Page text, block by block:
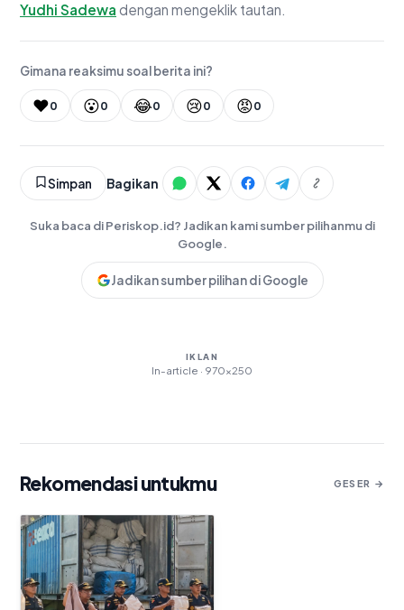
Yudhi Sadewa dengan mengeklik tautan.
Gimana reaksimu soal berita ini?
❤️0 😮0 😂0 😢0 😡0
Simpan Bagikan
Suka baca di Periskop.id? Jadikan kami sumber pilihanmu di
Google.
Jadikan sumber pilihan di Google
IKLAN
In-article · 970×250
Rekomendasi untukmu GESER →